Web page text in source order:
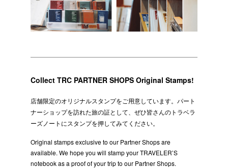
Collect TRC PARTNER SHOPS Original Stamps!
店舗限定のオリジナルスタンプをご用意しています。パート
ナーショップを訪れた旅の証として、ぜひ皆さんのトラベラ
ーズノートにスタンプを押してみてください。
Original stamps exclusive to our Partner Shops are
available. We hope you will stamp your TRAVELER’S
notebook as a proof of your trip to our Partner Shops.